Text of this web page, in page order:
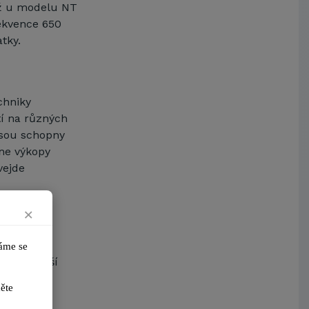
u modelu NT
650
na různých
schopny
výkopy
a přenáší
a
×
se